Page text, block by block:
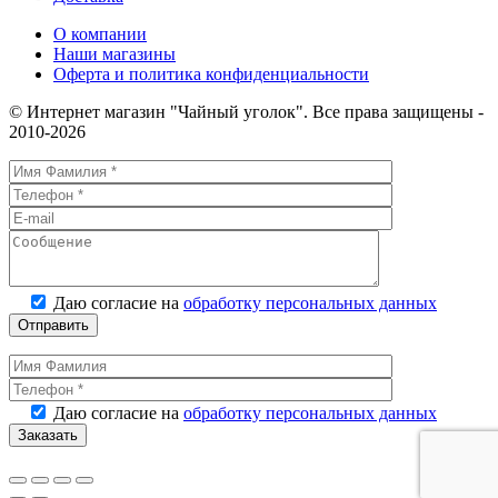
О компании
Наши магазины
Оферта и политика конфиденциальности
© Интернет магазин "Чайный уголок". Все права защищены -
2010-2026
Даю согласие на обработку персональных данных
Даю согласие на обработку персональных данных